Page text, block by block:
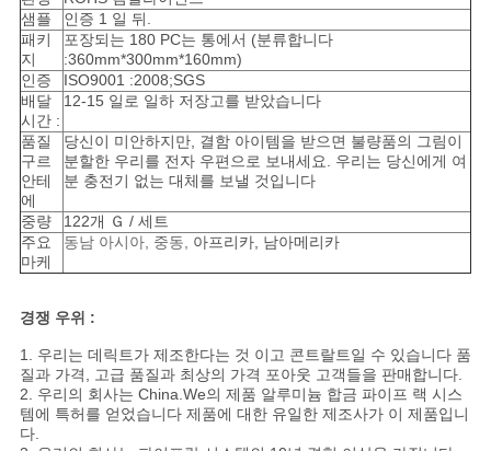
샘플
인증 1 일 뒤.
패키
지
포장되는 180 PC는 통에서 (분류합니다
:360mm*300mm*160mm)
인증
ISO9001 :2008;SGS
배달
시간 :
12-15 일로 일하 저장고를 받았습니다
품질
구르
안테
에
당신이 미안하지만, 결함 아이템을 받으면 불량품의 그림이
분할한 우리를 전자 우편으로 보내세요. 우리는 당신에게 여
분 충전기 없는 대체를 보낼 것입니다
중량
122개 Ｇ / 세트
주요
마케
동남 아시아, 중동, 아프리카, 남아메리카
경쟁 우위 :
1. 우리는 데릭트가 제조한다는 것 이고 콘트랄트일 수 있습니다 품
질과 가격, 고급 품질과 최상의 가격 포아웃 고객들을 판매합니다.
2. 우리의 회사는 China.We의 제품 알루미늄 합금 파이프 랙 시스
템에 특허를 얻었습니다 제품에 대한 유일한 제조사가 이 제품입니
다.